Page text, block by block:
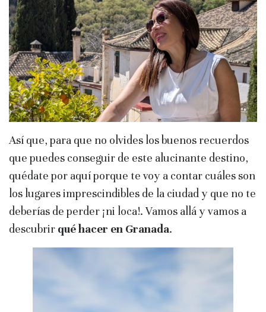
Así que, para que no olvides los buenos recuerdos
que puedes conseguir de este alucinante destino,
quédate por aquí porque te voy a contar cuáles son
los lugares imprescindibles de la ciudad y que no te
deberías de perder ¡ni loca!. Vamos allá y vamos a
descubrir qué hacer en Granada.